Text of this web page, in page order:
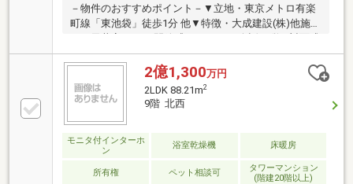
－物件のおすすめポイント－▼立地・東京メトロ有楽
町線「東池袋」徒歩1分 他▼特徴・大成建設(株)他施
工・天井高2.6mで開放感のあるLD・会話が弾む対面式
キッチン・スカイツリーが望めます(天候による)・檜
風呂・岩風呂等の共用施設有(一部有償)・ペット飼育
可能(規則有)▼設備・床暖房(LD)・食洗機・ディスポ
ーザー・浴室乾燥機▼2026年5月室内リフォーム内容
【交換】キッチン、UB、洗面台、トイレ 等【その
他】クロス・フローリング張替 他■ ご希望の住まい探
しをお手伝いします ━━━━━・・・物件の詳細・ご
相談はお気軽にお問い合わせください。
2億1,300万円
2LDK 88.21m2
9階 北西
モニタ付インターホ
ン
浴室乾燥機 床暖房
所有権 ペット相談可
タワーマンション
(階建20階以上)